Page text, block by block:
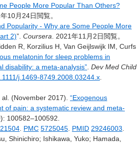
People More Popular Than Others?
年10月24日閲覧。
Popularity - Why are Some People More
2)”. Coursera . 2021年11月2日閲覧。
R, Korzilius H, Van Geijlswijk IM, Curfs
melatonin for sleep problems in
disability: a meta-analysis” Dev Med Child
j.1469-8749.2008.03244.x
(November 2017). “Exogenous
of pain: a systematic review and meta-
100582–100592.
PMC 5725045 PMID 29246003
Shinichiro; Ishikawa, Yuko; Hamada,